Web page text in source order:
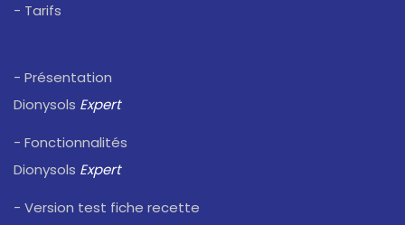
- Tarifs
- Présentation
Dionysols Expert
- Fonctionnalités
Dionysols Expert
- Version test fiche recette